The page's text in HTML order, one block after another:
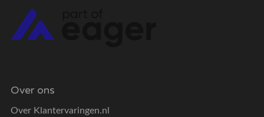
Over ons
Over Klantervaringen.nl